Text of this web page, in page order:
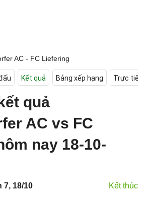
AC - FC Liefering
Kết quả Bảng xếp hạng Trực tiếp
quả
AC vs FC
nay 18-10-
7, 18/10 Kết thúc